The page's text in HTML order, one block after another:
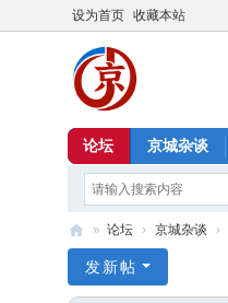
设为首页 收藏本站
论坛 京城杂谈
京
» 论坛 › 京城杂谈 ›
发新帖